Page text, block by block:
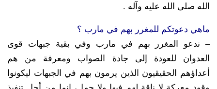
الله صلى الله عليه وآله .
ماهي دعوتكم للمغرر بهم في مارب ؟
– ندعو المغرر بهم في مارب وفي بقية جبهات قوى
العدوان للعودة إلى جادة الصواب ومعرفة من هم
أعداؤهم الحقيقيون الذين يرمون بهم في الجبهات ليكونوا